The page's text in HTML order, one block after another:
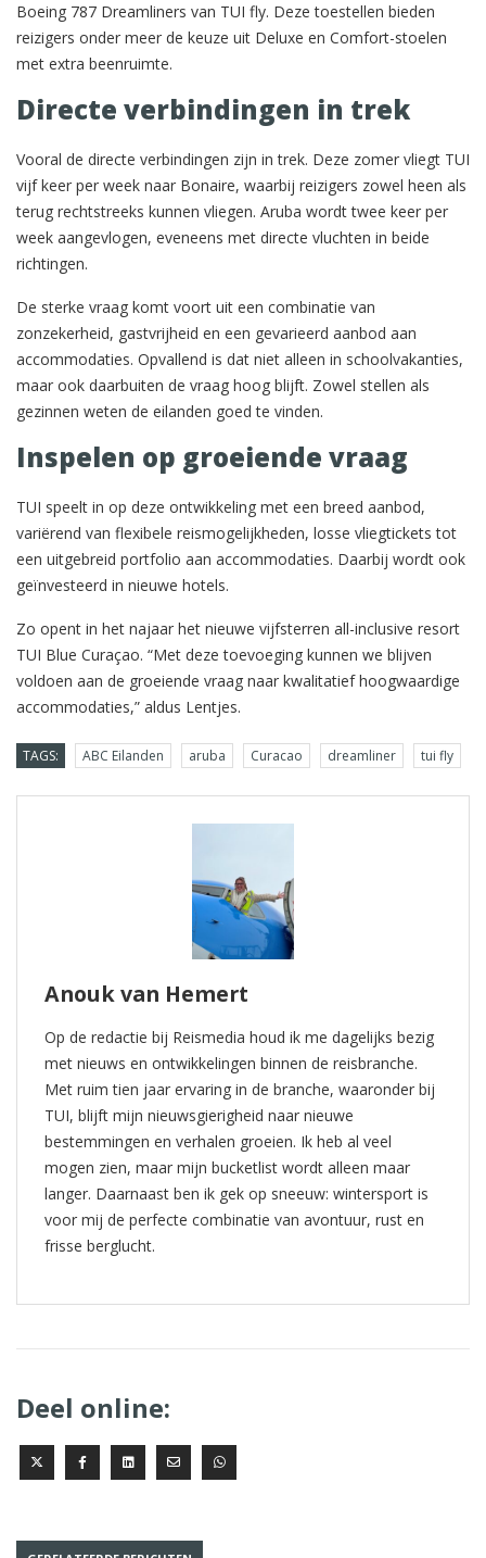
Boeing 787 Dreamliners van TUI fly. Deze toestellen bieden
reizigers onder meer de keuze uit Deluxe en Comfort-stoelen
met extra beenruimte.
Directe verbindingen in trek
Vooral de directe verbindingen zijn in trek. Deze zomer vliegt TUI
vijf keer per week naar Bonaire, waarbij reizigers zowel heen als
terug rechtstreeks kunnen vliegen. Aruba wordt twee keer per
week aangevlogen, eveneens met directe vluchten in beide
richtingen.
De sterke vraag komt voort uit een combinatie van
zonzekerheid, gastvrijheid en een gevarieerd aanbod aan
accommodaties. Opvallend is dat niet alleen in schoolvakanties,
maar ook daarbuiten de vraag hoog blijft. Zowel stellen als
gezinnen weten de eilanden goed te vinden.
Inspelen op groeiende vraag
TUI speelt in op deze ontwikkeling met een breed aanbod,
variërend van flexibele reismogelijkheden, losse vliegtickets tot
een uitgebreid portfolio aan accommodaties. Daarbij wordt ook
geïnvesteerd in nieuwe hotels.
Zo opent in het najaar het nieuwe vijfsterren all-inclusive resort
TUI Blue Curaçao. “Met deze toevoeging kunnen we blijven
voldoen aan de groeiende vraag naar kwalitatief hoogwaardige
accommodaties,” aldus Lentjes.
TAGS: ABC Eilanden aruba Curacao dreamliner tui fly
Anouk van Hemert
Op de redactie bij Reismedia houd ik me dagelijks bezig
met nieuws en ontwikkelingen binnen de reisbranche.
Met ruim tien jaar ervaring in de branche, waaronder bij
TUI, blijft mijn nieuwsgierigheid naar nieuwe
bestemmingen en verhalen groeien. Ik heb al veel
mogen zien, maar mijn bucketlist wordt alleen maar
langer. Daarnaast ben ik gek op sneeuw: wintersport is
voor mij de perfecte combinatie van avontuur, rust en
frisse berglucht.
Deel online: